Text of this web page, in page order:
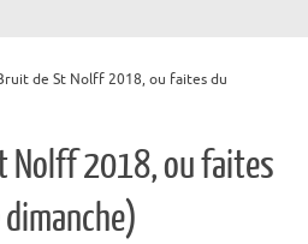
de St Nolff 2018, ou faites du
Nolff 2018, ou faites